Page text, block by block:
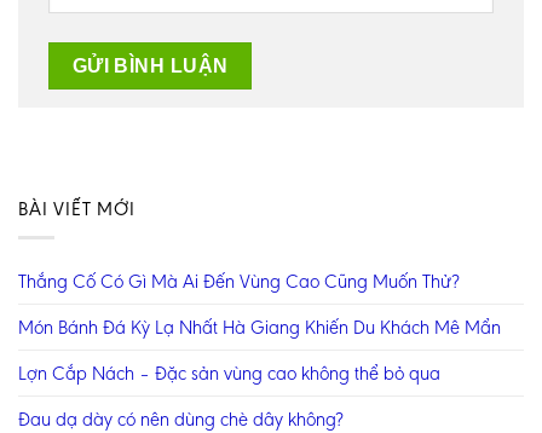
BÀI VIẾT MỚI
Thắng Cố Có Gì Mà Ai Đến Vùng Cao Cũng Muốn Thử?
Món Bánh Đá Kỳ Lạ Nhất Hà Giang Khiến Du Khách Mê Mẩn
Lợn Cắp Nách – Đặc sản vùng cao không thể bỏ qua
Đau dạ dày có nên dùng chè dây không?